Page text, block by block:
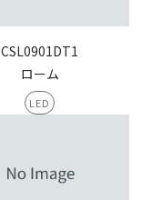
CSL0901DT1
ローム
LED